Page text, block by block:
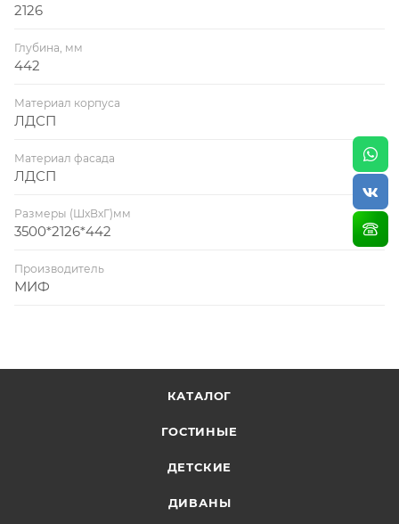
2126
Глубина, мм
442
Материал корпуса
ЛДСП
Материал фасада
ЛДСП
Размеры (ШхВхГ)мм
3500*2126*442
Производитель
МИФ
КАТАЛОГ
ГОСТИНЫЕ
ДЕТСКИЕ
ДИВАНЫ